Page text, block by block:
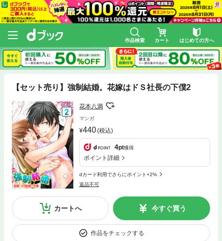
作品検索 カート はじめての方へ
【セット売り】強制結婚。花嫁はドＳ社長の下僕2
花本八満
マンガ
440(税込)
4pt獲得
ポイント詳細
dカード利用でさらにポイント+2%
返品不可
カートへ 今すぐ買う
作品をチェックする